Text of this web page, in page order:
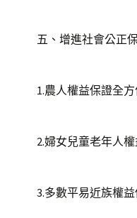
五、增進社會公正保
1.農人權益保證全方
2.婦女兒童老年人權
3.多數平易近族權益